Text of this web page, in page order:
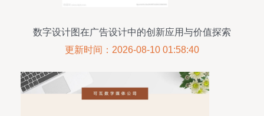
数字设计图在广告设计中的创新应用与价值探索
更新时间：2026-08-10 01:58:40